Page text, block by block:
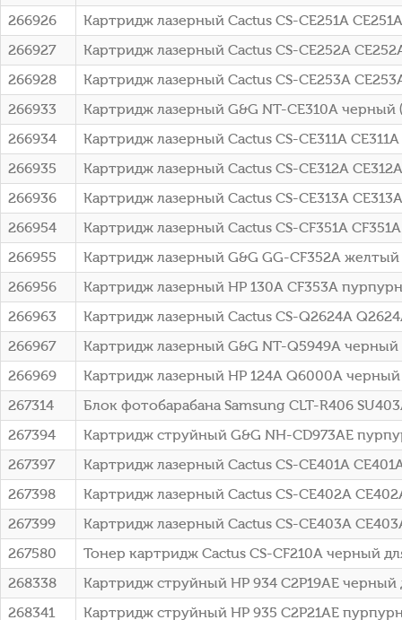
266926
Картридж лазерный Cactus CS-CE251A
266927
Картридж лазерный Cactus CS-CE252A
266928
Картридж лазерный Cactus CS-CE253A
266933
Картридж лазерный G&G NT-CE310A черный
266934
Картридж лазерный Cactus CS-CE311A
266935
Картридж лазерный Cactus CS-CE312A
266936
Картридж лазерный Cactus CS-CE313A
266954
Картридж лазерный Cactus CS-CF351A
266955
Картридж лазерный G&G GG-CF352A желтый
266956
Картридж лазерный HP 130A CF353A
266963
Картридж лазерный Cactus CS-Q2624A
266967
Картридж лазерный G&G NT-Q5949A черный
266969
Картридж лазерный HP 124A Q6000A
267314
Блок фотобарабана Samsung CLT-R406
267394
Картридж струйный G&G NH-CD973AE
267397
Картридж лазерный Cactus CS-CE401A
267398
Картридж лазерный Cactus CS-CE402A
267399
Картридж лазерный Cactus CS-CE403A
267580
Тонер картридж Cactus CS-CF210A черный
268338
Картридж струйный HP 934 C2P19AE черный
268341
Картридж струйный HP 935 C2P21AE